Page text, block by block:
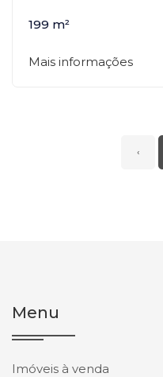
199 m²
Mais informações
‹
Menu
Imóveis à venda